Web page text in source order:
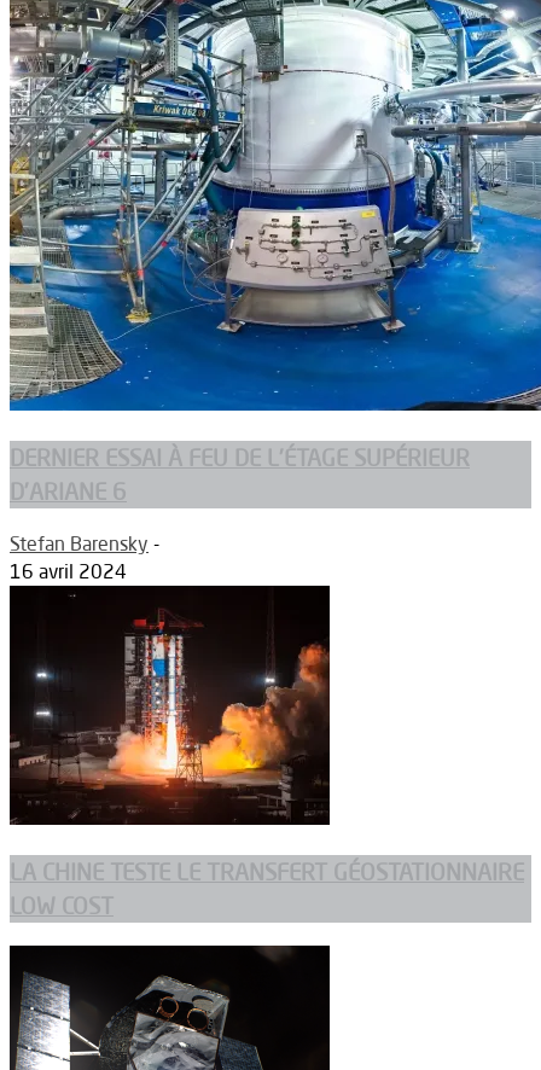
DERNIER ESSAI À FEU DE L’ÉTAGE SUPÉRIEUR
D’ARIANE 6
Stefan Barensky -
16 avril 2024
LA CHINE TESTE LE TRANSFERT GÉOSTATIONNAIRE
LOW COST